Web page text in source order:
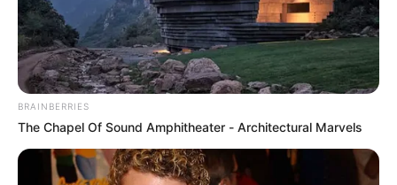
Municipio de Talaigua Nuevo
Circuito:Santa Ana (Magangué)
Sector:Los Mangos y El Vesubio
Duración:8 horas
Sur del Magdalena
BRAINBERRIES
The Chapel Of Sound Amphitheater - Architectural Marvels